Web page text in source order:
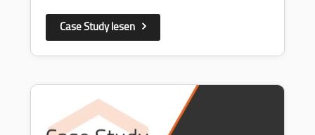
Case Study lesen